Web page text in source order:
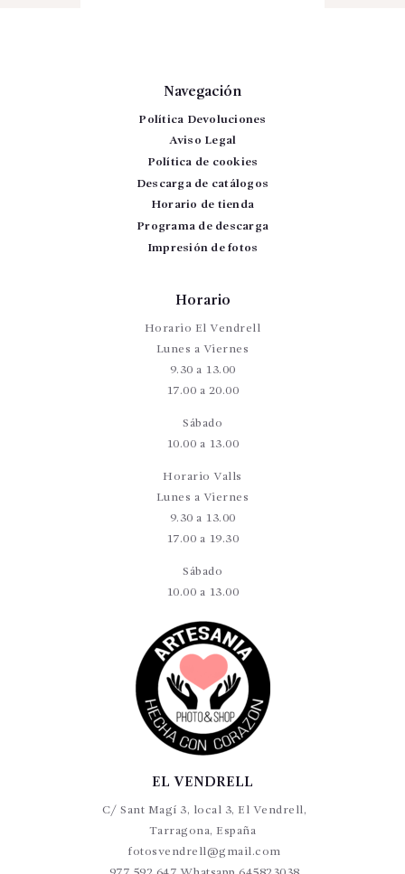
Navegación
Política Devoluciones
Aviso Legal
Política de cookies
Descarga de catálogos
Horario de tienda
Programa de descarga
Impresión de fotos
Horario
Horario El Vendrell
Lunes a Viernes
9.30 a 13.00
17.00 a 20.00
Sábado
10.00 a 13.00
Horario Valls
Lunes a Viernes
9.30 a 13.00
17.00 a 19.30
Sábado
10.00 a 13.00
EL VENDRELL
C/ Sant Magí 3, local 3, El Vendrell,
Tarragona, España
fotosvendrell@gmail.com